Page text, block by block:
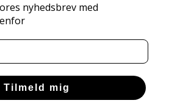
nyhedsbrev med
Tilmeld mig